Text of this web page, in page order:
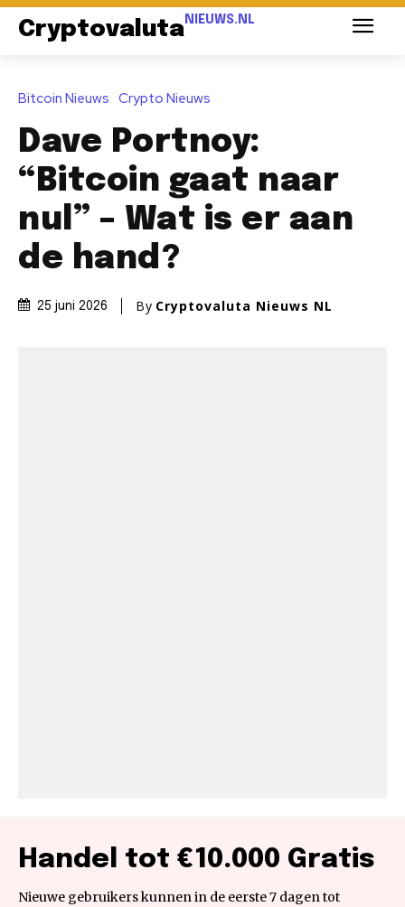
Cryptovaluta NIEUWS.NL
Bitcoin Nieuws Crypto Nieuws
Dave Portnoy:
“Bitcoin gaat naar
nul” – Wat is er aan
de hand?
25 juni 2026 By Cryptovaluta Nieuws NL
Handel tot €10.000 Gratis
Nieuwe gebruikers kunnen in de eerste 7 dagen tot